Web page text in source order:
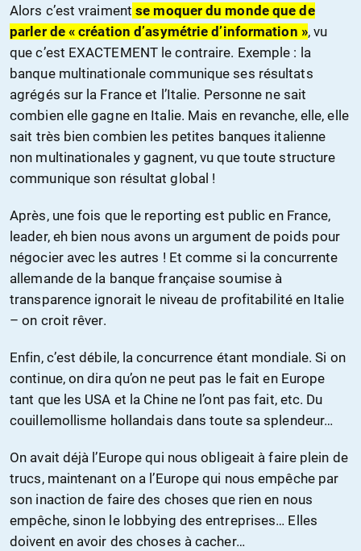
Alors c’est vraiment se moquer du monde que de
parler de « création d’asymétrie d’information », vu
que c’est EXACTEMENT le contraire. Exemple : la
banque multinationale communique ses résultats
agrégés sur la France et l’Italie. Personne ne sait
combien elle gagne en Italie. Mais en revanche, elle, elle
sait très bien combien les petites banques italienne
non multinationales y gagnent, vu que toute structure
communique son résultat global !
Après, une fois que le reporting est public en France,
leader, eh bien nous avons un argument de poids pour
négocier avec les autres ! Et comme si la concurrente
allemande de la banque française soumise à
transparence ignorait le niveau de profitabilité en Italie
– on croit rêver.
Enfin, c’est débile, la concurrence étant mondiale. Si on
continue, on dira qu’on ne peut pas le fait en Europe
tant que les USA et la Chine ne l’ont pas fait, etc. Du
couillemollisme hollandais dans toute sa splendeur…
On avait déjà l’Europe qui nous obligeait à faire plein de
trucs, maintenant on a l’Europe qui nous empêche par
son inaction de faire des choses que rien en nous
empêche, sinon le lobbying des entreprises… Elles
doivent en avoir des choses à cacher…